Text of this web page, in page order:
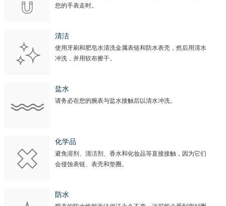
您的手表走时。
清洁
使用牙刷和肥皂水清洗金属表链和防水表壳，然后用清水
冲洗，并用软布擦干。
盐水
请务必在您的腕表与盐水接触后以清水冲洗。
化学品
避免溶剂、清洁剂、香水和化妆品等直接接触，因为它们
会侵蚀表链、表壳和垫圈。
防水